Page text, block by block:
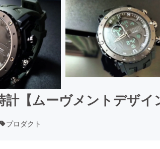
【ムーヴメントデザイ
プロダクト